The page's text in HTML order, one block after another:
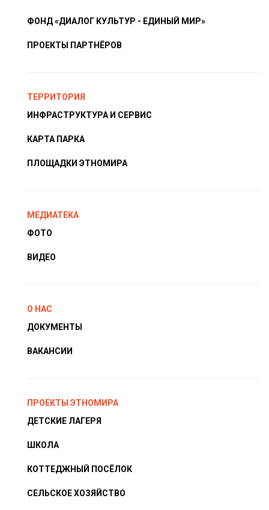
ФОНД «ДИАЛОГ КУЛЬТУР - ЕДИНЫЙ МИР»
ПРОЕКТЫ ПАРТНЁРОВ
ТЕРРИТОРИЯ
ИНФРАСТРУКТУРА И СЕРВИС
КАРТА ПАРКА
ПЛОЩАДКИ ЭТНОМИРА
МЕДИАТЕКА
ФОТО
ВИДЕО
О НАС
ДОКУМЕНТЫ
ВАКАНСИИ
ПРОЕКТЫ ЭТНОМИРА
ДЕТСКИЕ ЛАГЕРЯ
ШКОЛА
КОТТЕДЖНЫЙ ПОСЁЛОК
СЕЛЬСКОЕ ХОЗЯЙСТВО